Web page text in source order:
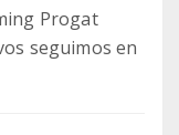
Progat
seguimos en